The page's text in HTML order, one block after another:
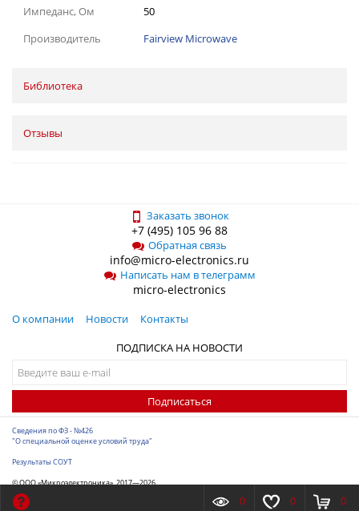
Импеданс, Ом
50
Производитель
Fairview Microwave
Библиотека
Отзывы
Заказать звонок
+7 (495) 105 96 88
Обратная связь
info@micro-electronics.ru
Написать нам в телеграмм
micro-electronics
О компании Новости
Контакты
ПОДПИСКА НА НОВОСТИ
Подписаться
Сведения по ФЗ - №426
"О специальной оценке условий труда"
Результаты СОУТ
© ООО «Микроэлектроника», 2017—2026
Разработка сайта
0 0 0